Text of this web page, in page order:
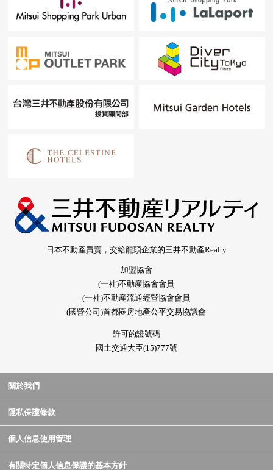
日本不動產買賣，交給龍頭企業的三井不動產Realty
加盟協會
(一社)不動産協會會員
(一社)不動産流通經營協會會員
(國營公司)首都圈房地產公平交易協議會
許可的證號碼
國土交通大臣(15)777號
關於我們
隱私保護條款
個人信息使用管理
有關特定個人信息保護的基本方針